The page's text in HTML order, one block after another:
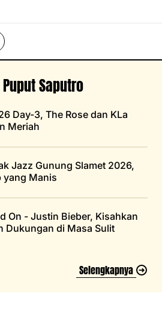
Saputro
Day-3, The Rose dan KLa
Meriah
Jazz Gunung Slamet 2026,
yang Manis
On - Justin Bieber, Kisahkan
Dukungan di Masa Sulit
Selengkapnya